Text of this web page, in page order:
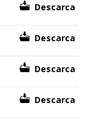
Descarca
Descarca
Descarca
Descarca